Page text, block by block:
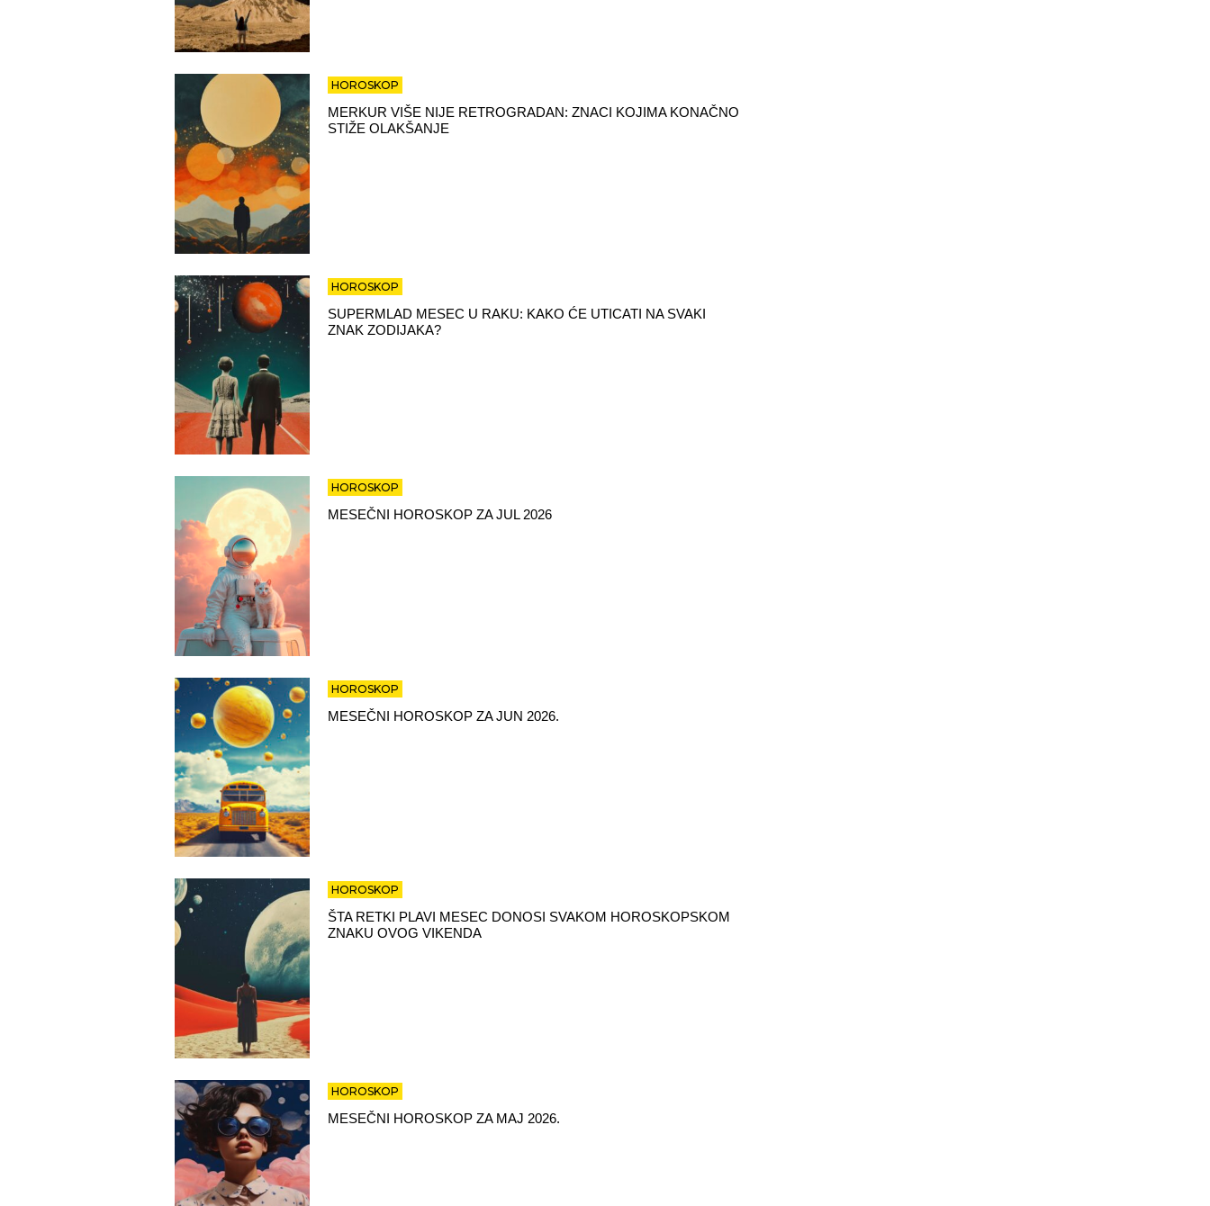
HOROSKOP
MERKUR VIŠE NIJE RETROGRADAN: ZNACI KOJIMA KONAČNO
STIŽE OLAKŠANJE
HOROSKOP
SUPERMLAD MESEC U RAKU: KAKO ĆE UTICATI NA SVAKI
ZNAK ZODIJAKA?
HOROSKOP
MESEČNI HOROSKOP ZA JUL 2026
HOROSKOP
MESEČNI HOROSKOP ZA JUN 2026.
HOROSKOP
ŠTA RETKI PLAVI MESEC DONOSI SVAKOM HOROSKOPSKOM
ZNAKU OVOG VIKENDA
HOROSKOP
MESEČNI HOROSKOP ZA MAJ 2026.